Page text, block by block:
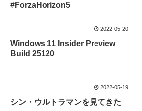
#ForzaHorizon5
2022-05-20
Windows 11 Insider Preview
Build 25120
2022-05-19
シン・ウルトラマンを見てきた